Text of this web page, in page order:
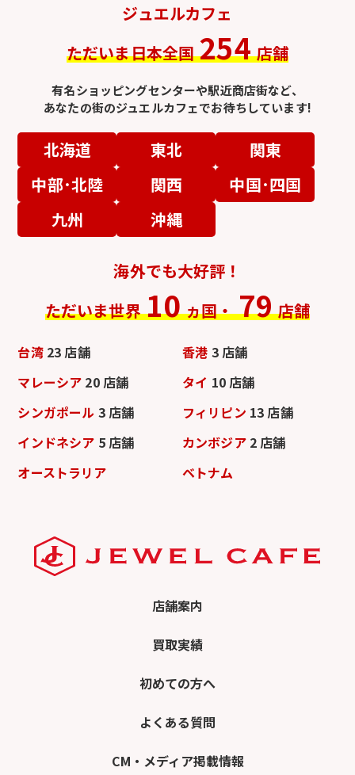
ジュエルカフェ
ただいま日本全国 254 店舗
有名ショッピングセンターや駅近商店街など、
あなたの街のジュエルカフェでお待ちしています!
北海道 東北
関東
中部･北陸
関西
中国･四国
九州
沖縄
海外でも大好評！
ただいま世界 10 ヵ国・ 79 店舗
台湾 23 店舗 香港 3 店舗
マレーシア 20 店舗 タイ 10 店舗
シンガポール 3 店舗 フィリピン 13 店舗
インドネシア 5 店舗 カンボジア 2 店舗
オーストラリア
ベトナム
店舗案内
買取実績
初めての方へ
よくある質問
CM・メディア掲載情報